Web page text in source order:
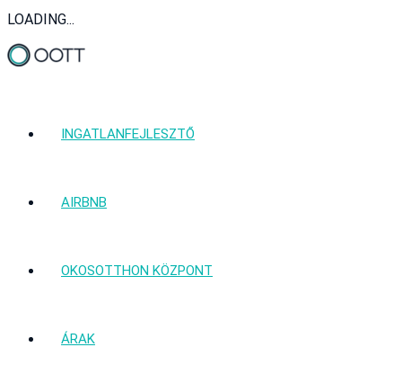
LOADING...
INGATLANFEJLESZTŐ
AIRBNB
OKOSOTTHON KÖZPONT
ÁRAK